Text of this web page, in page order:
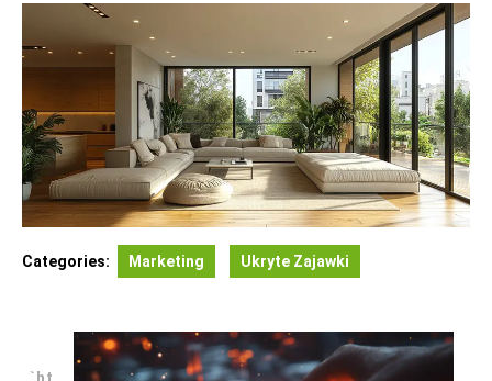
Categories: Marketing Ukryte Zajawki